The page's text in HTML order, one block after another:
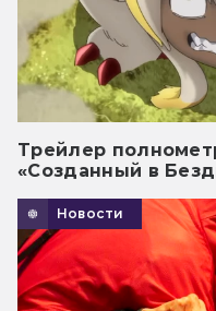
Трейлер
«Созданный в
Новости